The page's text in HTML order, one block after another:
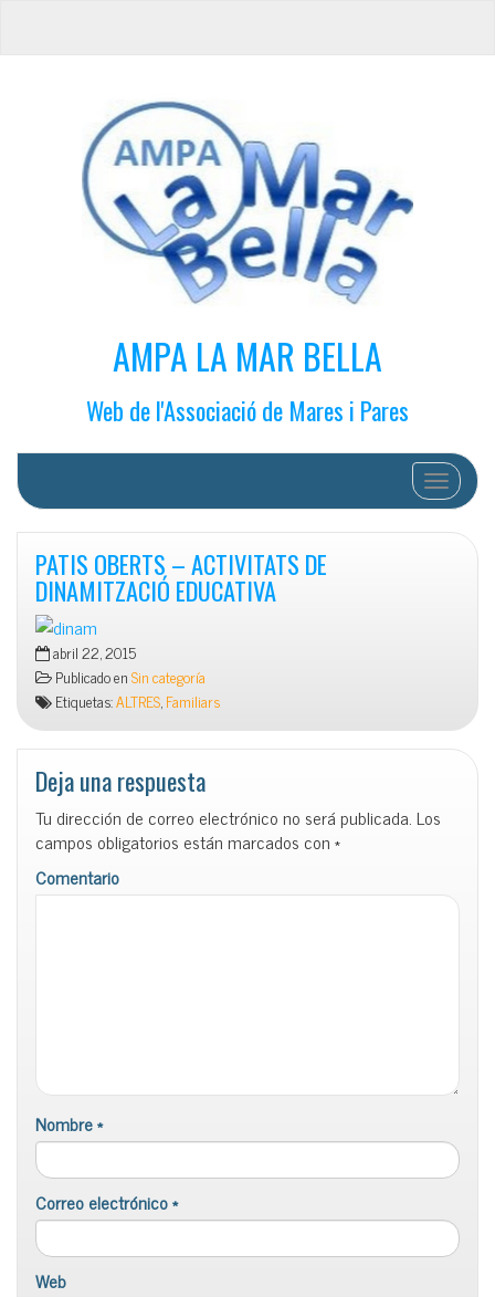
AMPA LA MAR BELLA
Web de l'Associació de Mares i Pares
Cambiar
PATIS OBERTS – ACTIVITATS DE
DINAMITZACIÓ EDUCATIVA
abril 22, 2015
Publicado enSin categoría
Etiquetas:ALTRES,Familiars
Deja una respuesta
Tu dirección de correo electrónico no será publicada. Los
campos obligatorios están marcados con*
Comentario
Nombre*
Correo electrónico*
Web